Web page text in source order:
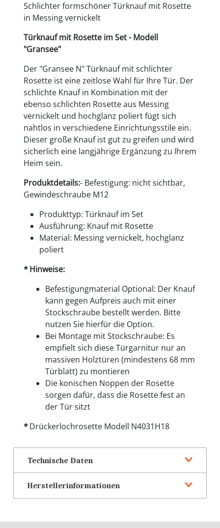
Schlichter formschöner Türknauf mit Rosette
in Messing vernickelt
Türknauf mit Rosette im Set - Modell
"Gransee"
Der "Gransee N" Türknauf mit schlichter
Rosette ist eine zeitlose Wahl für Ihre Tür. Der
schlichte Knauf in Kombination mit der
ebenso schlichten Rosette aus Messing
vernickelt und hochglanz poliert fügt sich
nahtlos in verschiedene Einrichtungsstile ein.
Dieser große Knauf ist gut zu greifen und wird
sicherlich eine langjährige Ergänzung zu Ihrem
Heim sein.
Produktdetails:- Befestigung: nicht sichtbar,
Gewindeschraube M12
Produkttyp: Türknauf im Set
Ausführung: Knauf mit Rosette
Material: Messing vernickelt, hochglanz
poliert
Hinweise:
Befestigungmaterial Optional: Der Knauf
kann gegen Aufpreis auch mit einer
Stockschraube bestellt werden. Bitte
nutzen Sie hierfür die Option.
Bei Montage mit Stockschraube: Es
empfielt sich diese Türgarnitur nur an
massiven Holztüren (mindestens 68 mm
Türblatt) zu montieren
Die konischen Noppen der Rosette
sorgen dafür, dass die Rosette fest an
der Tür sitzt
Drückerlochrosette Modell N4031H18
Technische Daten
Herstellerinformationen